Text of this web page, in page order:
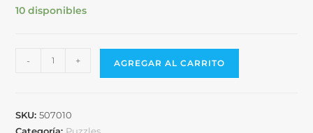
10 disponibles
- + AGREGAR AL CARRITO
SKU:507010